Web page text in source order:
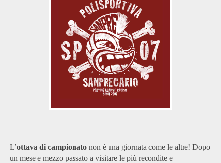
L’ottava di campionato non è una giornata come le altre! Dopo
un mese e mezzo passato a visitare le più recondite e